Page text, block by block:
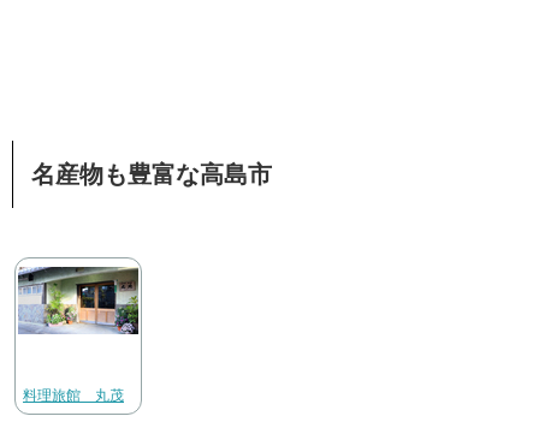
名産物も豊富な高島市
料理旅館 丸茂